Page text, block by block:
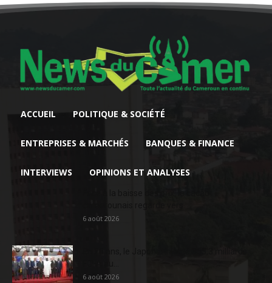
ACCUEIL POLITIQUE & SOCIÉTÉ
ENTREPRISES & MARCHÉS BANQUES & FINANCE
INTERVIEWS OPINIONS ET ANALYSES
6 août 2026
6 août 2026